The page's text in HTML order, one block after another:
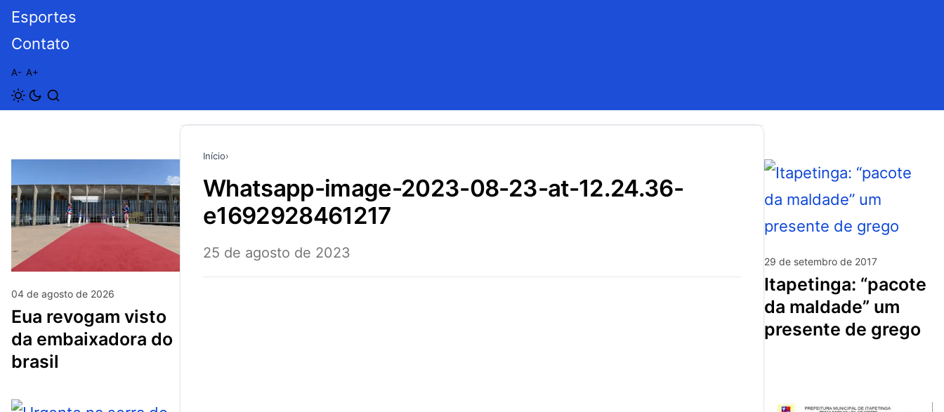
Esportes
Contato
A- A+
04 de agosto de 2026
eua revogam visto
da embaixadora do
brasil
Início›
whatsapp-image-2023-08-23-at-12.24.36-
e1692928461217
25 de agosto de 2023
29 de setembro de 2017
itapetinga: “pacote
da maldade” um
presente de grego